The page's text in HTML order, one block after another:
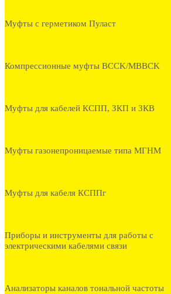
Муфты с герметиком Пуласт
Компрессионные муфты BCCK/MBBCK
Муфты для кабелей КСПП, ЗКП и ЗКВ
Муфты газонепроницаемые типа МГНМ
Муфты для кабеля КСППг
Приборы и инструменты для работы с
электрическими кабелями связи
Анализаторы каналов тональной частоты